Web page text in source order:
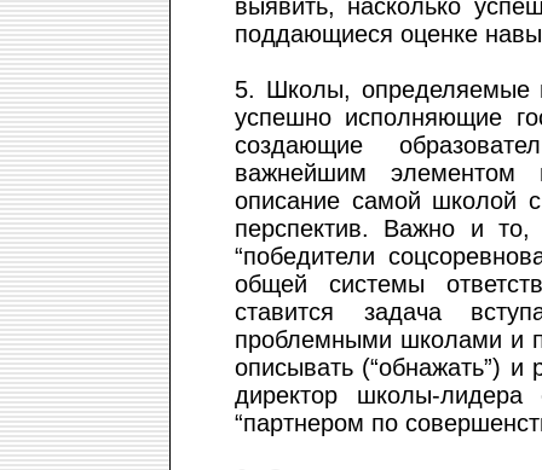
выявить, насколько
поддающиеся оценке
5. Школы, определяемые
успешно исполняющие
создающие
важнейшим элементом
описание самой школой
перспектив. Важно и
“победители
общей системы
ставится задача
проблемными школами и
описывать (“обнажать”)
директор школы-
“партнером по